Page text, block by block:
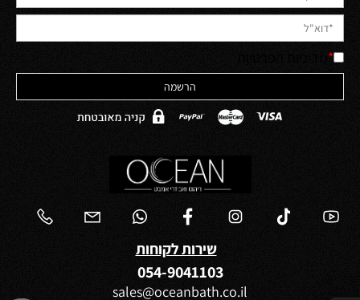
*
שירות לקוחות
054-9041103
sales@oceanbath.co.il